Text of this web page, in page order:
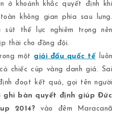
ở khoảnh khắc quyết định khi
không gian phía sau lưng.
sút thể lực nghiêm trọng nên
thời cho đồng đội.
một giải đấu quốc tế luôn
chiếc cúp vàng danh giá. Sai
đoạt kết quả, gọi tên người
ghi bàn quyết định giúp Đức
2014? vào đêm Maracanã